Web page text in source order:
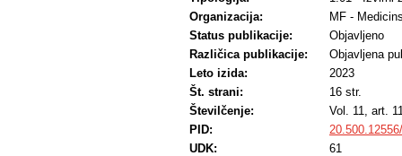
Organizacija:
MF -
Status publikacije:
Objavljeno
Različica publikacije:
Objavljena
Leto izida:
2023
Št. strani:
16 str.
Številčenje:
Vol. 11, art.
PID:
UDK:
61